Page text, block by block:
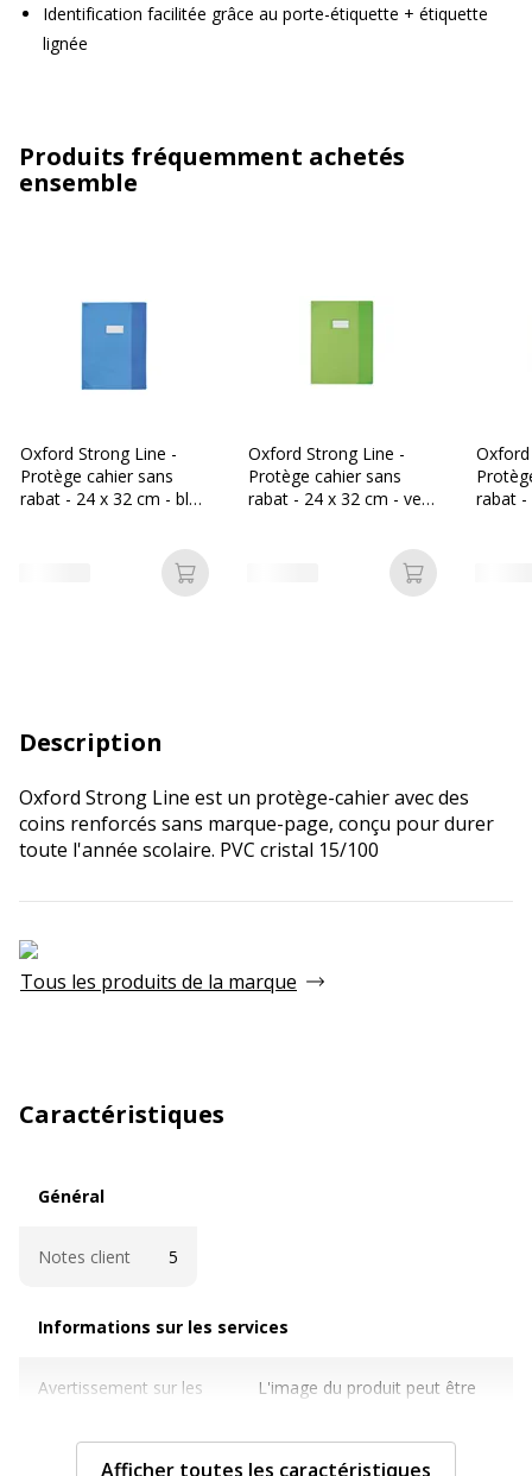
Identification facilitée grâce au porte-étiquette + étiquette
lignée
Produits fréquemment achetés
ensemble
Oxford Strong Line -
Protège cahier sans
rabat - 24 x 32 cm - bleu
Ajouter au panier
Oxford Strong Line -
Protège cahier sans
rabat - 24 x 32 cm - vert
Ajouter au
rabat -
Description
Oxford Strong Line est un protège-cahier avec des
coins renforcés sans marque-page, conçu pour durer
toute l'année scolaire. PVC cristal 15/100
Tous les produits de la marque
Caractéristiques
Général
Notes client 5
Informations sur les services
Avertissement sur les
L'image du produit peut être
Caractéristiques techniques
Afficher toutes les caractéristiques